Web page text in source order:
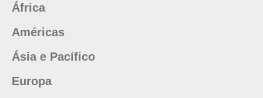
África
Américas
Ásia e Pacífico
Europa